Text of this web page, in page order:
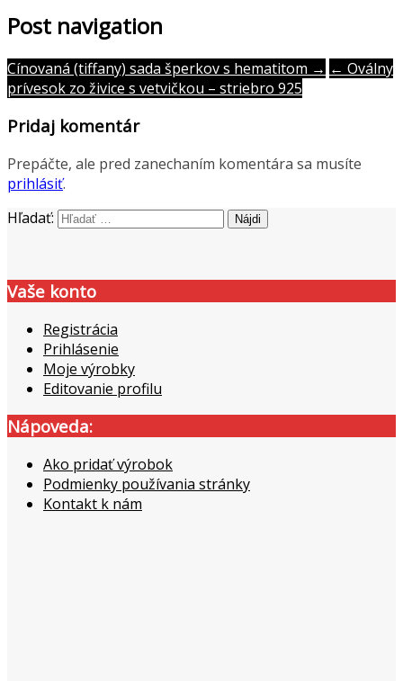
Post navigation
Cínovaná (tiffany) sada šperkov s hematitom → ← Oválny
prívesok zo živice s vetvičkou – striebro 925
Pridaj komentár
Prepáčte, ale pred zanechaním komentára sa musíte
prihlásiť.
Hľadať:
Vaše konto
Registrácia
Prihlásenie
Moje výrobky
Editovanie profilu
Nápoveda:
Ako pridať výrobok
Podmienky používania stránky
Kontakt k nám